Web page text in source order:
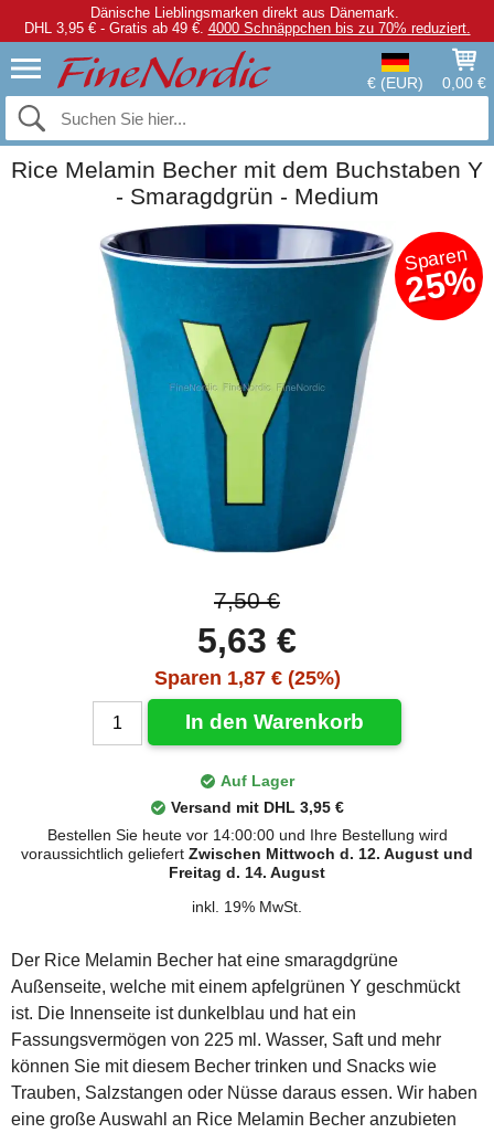
Dänische Lieblingsmarken direkt aus Dänemark.
DHL 3,95 € - Gratis ab 49 €. 4000 Schnäppchen bis zu 70% reduziert.
€ (EUR) 0,00 €
Rice Melamin Becher mit dem Buchstaben Y
- Smaragdgrün - Medium
Sparen
25%
7,50 €
5,63 €
Sparen 1,87 € (25%)
In den Warenkorb
Auf Lager
Versand mit DHL 3,95 €
Bestellen Sie heute vor 14:00:00 und Ihre Bestellung wird
voraussichtlich geliefert Zwischen Mittwoch d. 12. August und
Freitag d. 14. August
inkl. 19% MwSt.
Der Rice Melamin Becher hat eine smaragdgrüne
Außenseite, welche mit einem apfelgrünen Y geschmückt
ist. Die Innenseite ist dunkelblau und hat ein
Fassungsvermögen von 225 ml. Wasser, Saft und mehr
können Sie mit diesem Becher trinken und Snacks wie
Trauben, Salzstangen oder Nüsse daraus essen. Wir haben
eine große Auswahl an Rice Melamin Becher anzubieten